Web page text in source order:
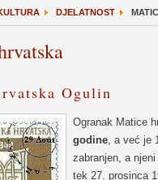
DJELATNOST
Ogulin
Ogranak Matice
godine, a već je
zabranjen, a
tek 27. prosinca